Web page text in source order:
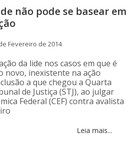
não pode se basear em
Fevereiro de 2014
da lide nos casos em que é
novo, inexistente na ação
a que chegou a Quarta
de Justiça (STJ), ao julgar
Federal (CEF) contra avalista
Leia mais...